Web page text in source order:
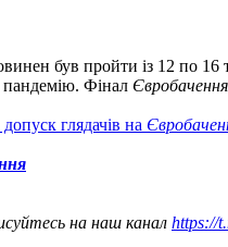
був пройти із 12 по 16
пандемію. Фінал
глядачів на
на наш канал https://